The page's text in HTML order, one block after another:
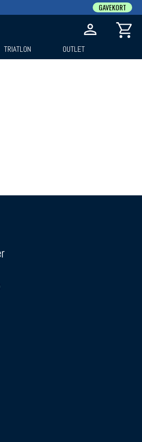
GAVEKORT
TRIATLON OUTLET